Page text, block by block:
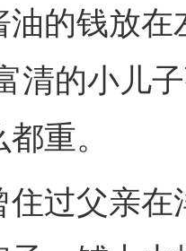
油的钱放
清的小儿
重。
父亲在